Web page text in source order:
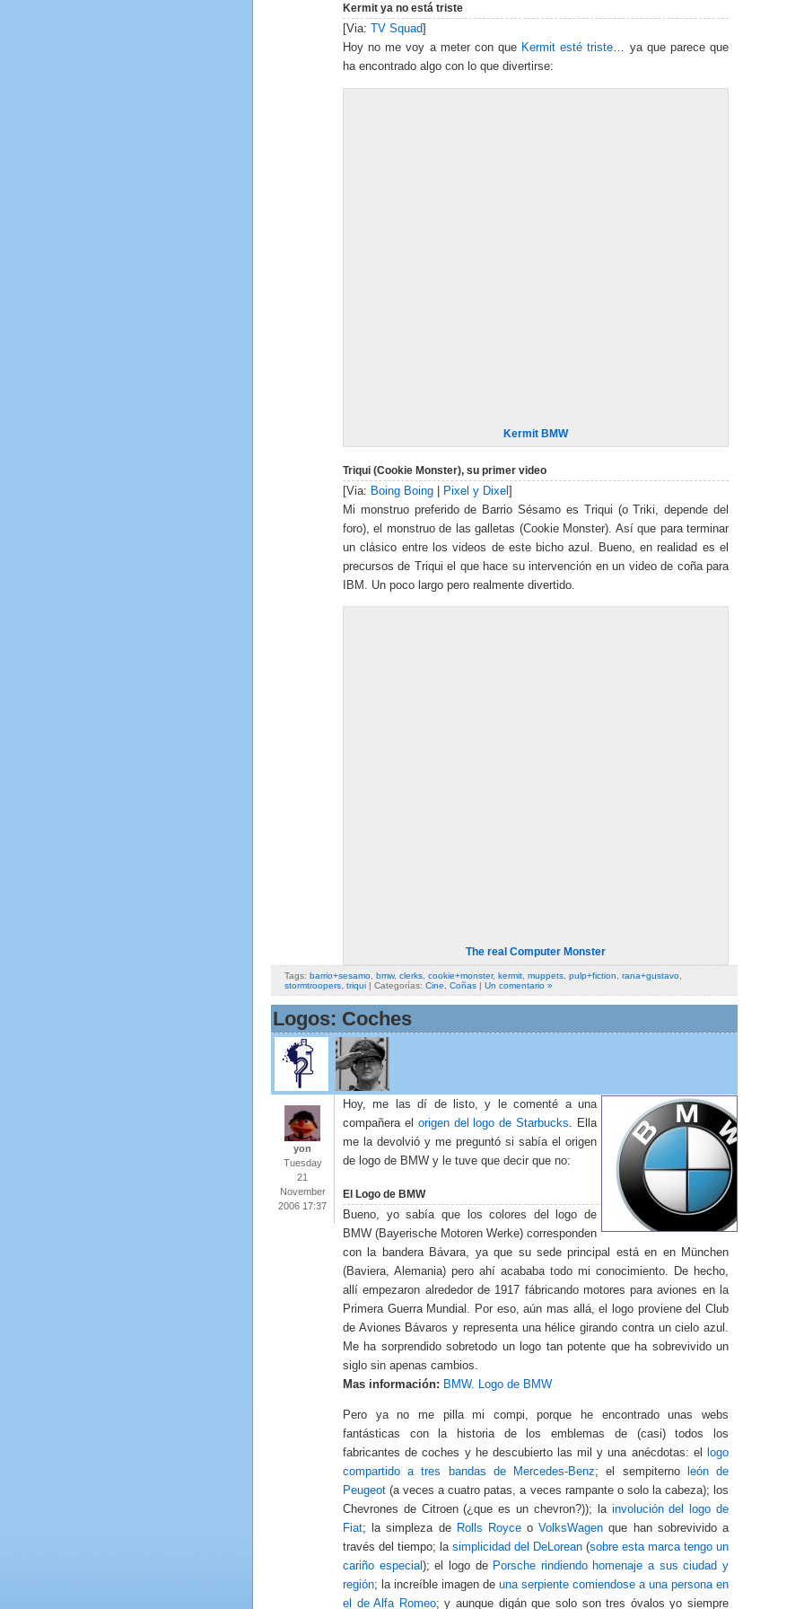
Kermit ya no está triste
[Via:
TV Squad
Hoy no me voy a meter con que Kermit esté triste… ya que parece que
ha encontrado algo con lo que divertirse:
Kermit BMW
Triqui (Cookie Monster), su primer video
[Via: Boing Boing Pixel y Dixel ]
Mi monstruo preferido de Barrio Sésamo es Triqui (o Triki, depende del
foro), el monstruo de las galletas (Cookie Monster). Así que para terminar
un clásico entre los videos de este bicho azul. Bueno, en realidad es el
precursos de Triqui el que hace su intervención en un video de coña para
IBM. Un poco largo pero realmente divertido.
The real Computer Monster
Tags: barrio+sesamo, bmw, clerks, cookie+monster, kermit, muppets, pulp+fiction, rana+gustavo,
stormtroopers, triqui | Categorías: Cine, Coñas Un comentario »
Logos: Coches
yon
Tuesday
21
November
2006 17:37
Hoy, me las dí de listo, y le comenté a una
compañera el origen del logo de Starbucks. Ella
me la devolvió y me preguntó si sabía el origen
de logo de BMW y le tuve que decir que no:
El Logo de BMW
Bueno, yo sabía que los colores del logo de
BMW (Bayerische Motoren Werke) corresponden
con la bandera Bávara, ya que su sede principal está en en München
(Baviera, Alemania) pero ahí acababa todo mi conocimiento. De hecho,
allí empezaron alrededor de 1917 fábricando motores para aviones en la
Primera Guerra Mundial. Por eso, aún mas allá, el logo proviene del Club
de Aviones Bávaros y representa una hélice girando contra un cielo azul.
Me ha sorprendido sobretodo un logo tan potente que ha sobrevivido un
siglo sin apenas cambios.
Mas información: BMW. Logo de BMW
Pero ya no me pilla mi compi, porque he encontrado unas webs
fantásticas con la historia de los emblemas de (casi) todos los
fabricantes de coches y he descubierto las mil y una anécdotas: el
logo
compartido a tres bandas de Mercedes-Benz; el sempiterno
león de
Peugeot (a veces a cuatro patas, a veces rampante o solo la cabeza); los
Chevrones de Citroen (¿que es un chevron?)); la involución del logo de
Fiat; la simpleza de Rolls RoyceoVolksWagen que han sobrevivido a
través del tiempo; la simplicidad del DeLorean (sobre esta marca tengo un
cariño especial ); el logo de Porsche rindiendo homenaje a sus ciudad y
región; la increíble imagen de una serpiente comiendose a una persona en
el de Alfa Romeo; y aunque digán que solo son tres óvalos yo siempre